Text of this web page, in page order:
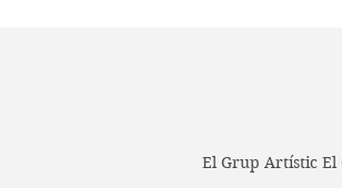
El Grup Artístic El